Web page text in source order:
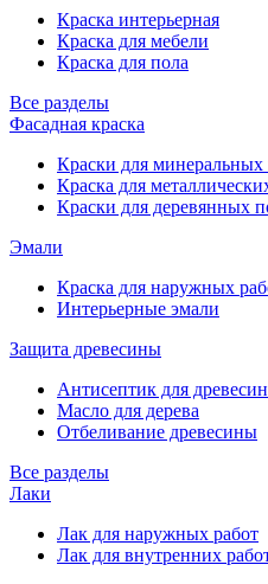
Краска интерьерная
Краска для мебели
Краска для пола
Все разделы
Фасадная краска
Краски для минеральных
Краска для
Краски для деревянных
Эмали
Краска для наружных
Интерьерные эмали
Защита древесины
Антисептик для
Масло для дерева
Отбеливание древесины
Все разделы
Лаки
Лак для наружных работ
Лак для внутренних